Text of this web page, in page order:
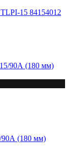
15 84154012
(180 мм)